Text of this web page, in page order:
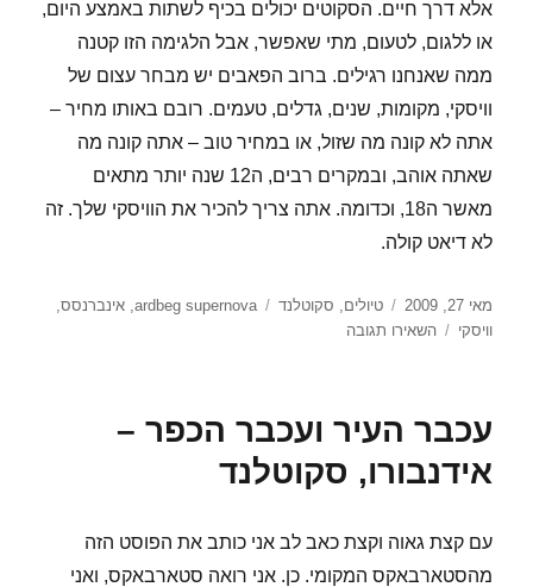
אלא דרך חיים. הסקוטים יכולים בכיף לשתות באמצע היום,
או ללגום, לטעום, מתי שאפשר, אבל הלגימה הזו קטנה
ממה שאנחנו רגילים. ברוב הפאבים יש מבחר עצום של
וויסקי, מקומות, שנים, גדלים, טעמים. רובם באותו מחיר –
אתה לא קונה מה שזול, או במחיר טוב – אתה קונה מה
שאתה אוהב, ובמקרים רבים, ה12 שנה יותר מתאים
מאשר ה18, וכדומה. אתה צריך להכיר את הוויסקי שלך. זה
לא דיאט קולה.
פורסם
בתאריך
מאי 27, 2009 קטגוריות
טיולים, סקוטלנד תגיות
ardbeg supernova
,אינברנסס,
וויסקי
השאירו תגובה
פרסה
לאינברנסס
עכבר העיר ועכבר הכפר –
אידנבורו, סקוטלנד
עם קצת גאוה וקצת כאב לב אני כותב את הפוסט הזה
מהסטארבאקס המקומי. כן. אני רואה סטארבאקס, ואני